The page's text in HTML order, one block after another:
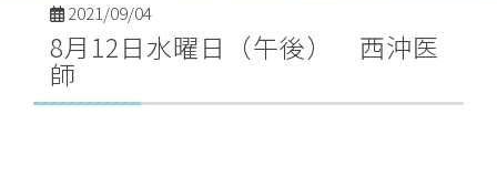
2021/09/04
8月12日水曜日（午後） 西沖医
師